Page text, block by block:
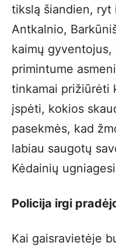
tikslą šiandien, ryt
Antkalnio,
kaimų gyventojus,
primintume
tinkamai prižiūrėti
įspėti, kokios
pasekmės, kad
labiau saugotų
Kėdainių
Policija irgi
Kai gaisravietėje